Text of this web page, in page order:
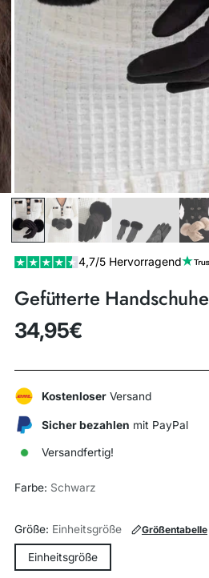
4,7/5 Hervorragend
Gefütterte Handschuhe
Regulärer
34,95€
Kostenloser Versand
Sicher bezahlen mit PayPal
Versandfertig!
Farbe: Schwarz
Größe: Einheitsgröße Größentabelle
Einheitsgröße